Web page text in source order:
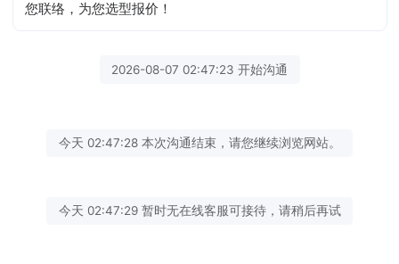
您联络，为您选型报价！
2026-08-07 02:47:23 开始沟通
今天 02:47:28 本次沟通结束，请您继续浏览网站。
今天 02:47:29 暂时无在线客服可接待，请稍后再试